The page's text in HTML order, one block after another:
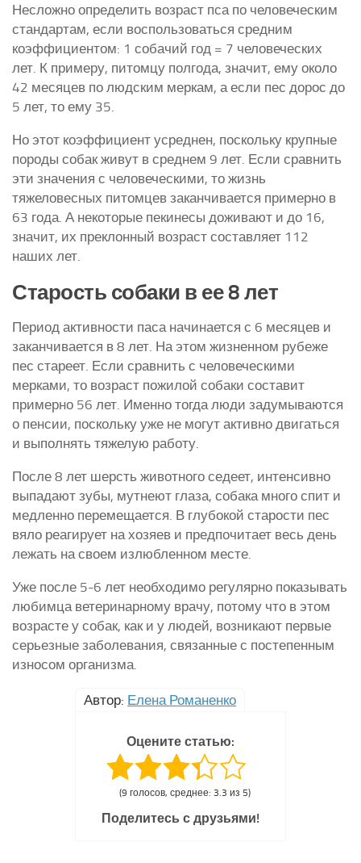
Несложно определить возраст пса по человеческим
стандартам, если воспользоваться средним
коэффициентом: 1 собачий год = 7 человеческих
лет. К примеру, питомцу полгода, значит, ему около
42 месяцев по людским меркам, а если пес дорос до
5 лет, то ему 35.
Но этот коэффициент усреднен, поскольку крупные
породы собак живут в среднем 9 лет. Если сравнить
эти значения с человеческими, то жизнь
тяжеловесных питомцев заканчивается примерно в
63 года. А некоторые пекинесы доживают и до 16,
значит, их преклонный возраст составляет 112
наших лет.
Старость собаки в ее 8 лет
Период активности паса начинается с 6 месяцев и
заканчивается в 8 лет. На этом жизненном рубеже
пес стареет. Если сравнить с человеческими
мерками, то возраст пожилой собаки составит
примерно 56 лет. Именно тогда люди задумываются
о пенсии, поскольку уже не могут активно двигаться
и выполнять тяжелую работу.
После 8 лет шерсть животного седеет, интенсивно
выпадают зубы, мутнеют глаза, собака много спит и
медленно перемещается. В глубокой старости пес
вяло реагирует на хозяев и предпочитает весь день
лежать на своем излюбленном месте.
Уже после 5-6 лет необходимо регулярно показывать
любимца ветеринарному врачу, потому что в этом
возрасте у собак, как и у людей, возникают первые
серьезные заболевания, связанные с постепенным
износом организма.
Автор: Елена Романенко
Оцените статью:
(9 голосов, среднее: 3.3 из 5)
Поделитесь с друзьями!